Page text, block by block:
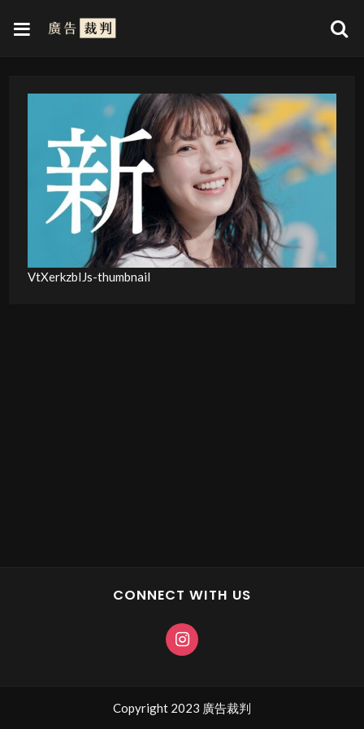
VtXerkzbIJs-thumbnail
CONNECT WITH US
Copyright 2023 廣告裁判